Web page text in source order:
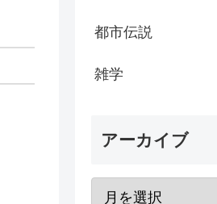
都市伝説
雑学
アーカイブ